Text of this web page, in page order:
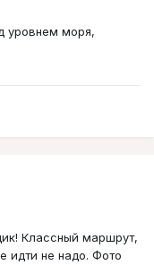
уровнем моря,
Классный маршрут,
идти не надо. Фото